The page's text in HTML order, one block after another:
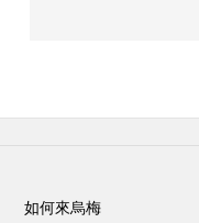
如何來烏梅